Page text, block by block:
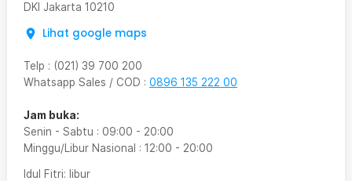
DKI Jakarta 10210
Lihat google maps
Telp : (021) 39 700 200
Whatsapp Sales / COD : 0896 135 222 00
Jam buka:
Senin - Sabtu : 09:00 - 20:00
Minggu/Libur Nasional : 12:00 - 20:00
Idul Fitri: libur